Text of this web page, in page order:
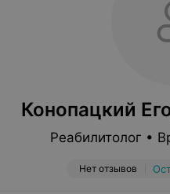
Конопацкий
Реабилитолог •
Нет отзывов